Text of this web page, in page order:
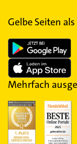
Gelbe Seiten
Mehrfach